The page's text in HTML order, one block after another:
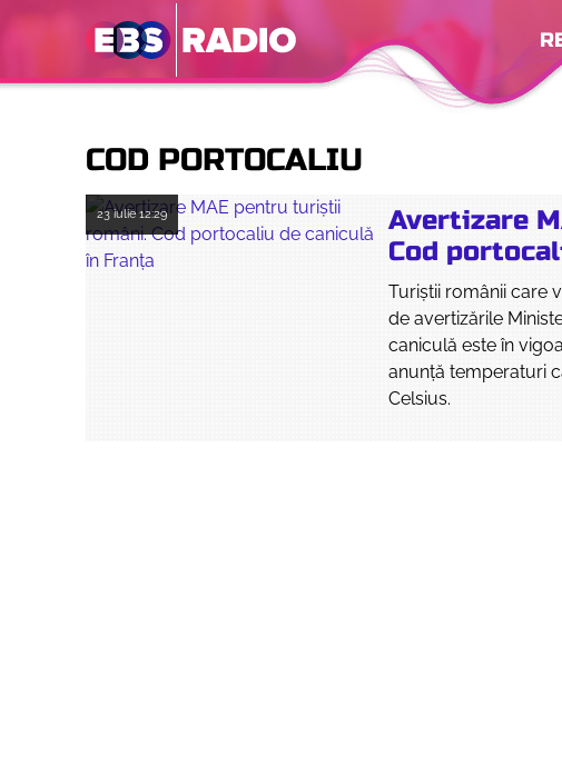
COD PORTOCALIU
23 iulie12:29
Avertizare
Cod
Turiștii românii care
de avertizările
caniculă este în
anunță temperaturi
Celsius.